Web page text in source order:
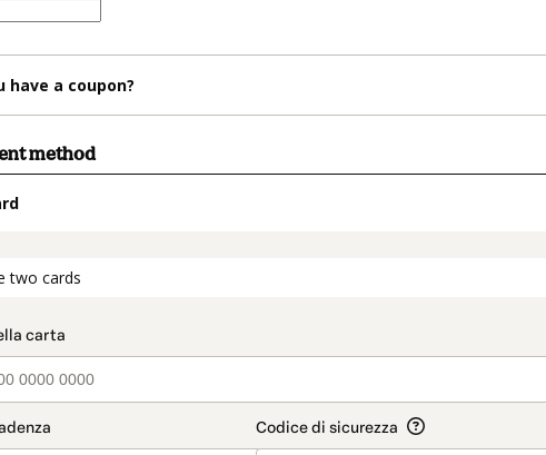
have a coupon?
method
two cards